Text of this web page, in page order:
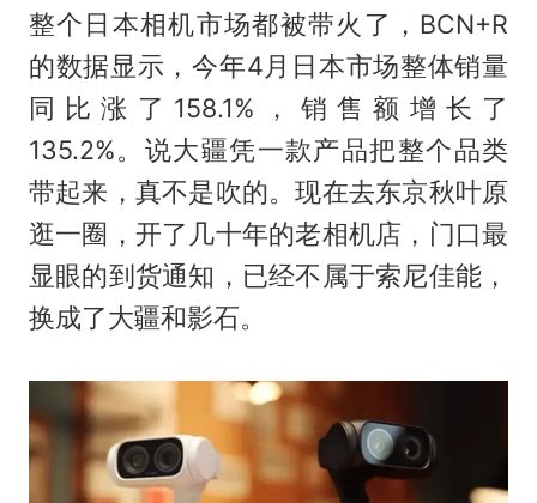
整个日本相机市场都被带火了，BCN+R
的数据显示，今年4月日本市场整体销量
同比涨了158.1%，销售额增长了
135.2%。说大疆凭一款产品把整个品类
带起来，真不是吹的。现在去东京秋叶原
逛一圈，开了几十年的老相机店，门口最
显眼的到货通知，已经不属于索尼佳能，
换成了大疆和影石。